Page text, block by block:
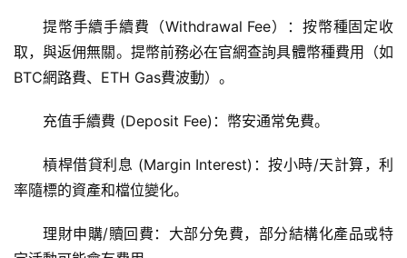
提幣手續手續費（Withdrawal Fee）：按幣種固定收
取，與返佣無關。提幣前務必在官網查詢具體幣種費用（如
BTC網路費、ETH Gas費波動）。
充值手續費 (Deposit Fee)：幣安通常免費。
槓桿借貸利息 (Margin Interest)：按小時/天計算，利
率隨標的資產和檔位變化。
理財申購/贖回費：大部分免費，部分結構化產品或特